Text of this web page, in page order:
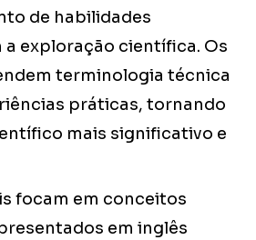
de habilidades
exploração científica. Os
terminologia técnica
práticas, tornando
mais significativo e
focam em conceitos
em inglês